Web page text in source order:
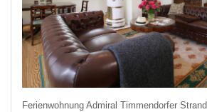
Ferienwohnung Admiral Timmendorfer Strand